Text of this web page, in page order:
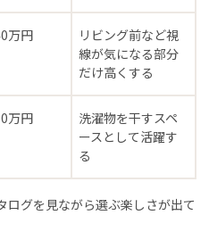
万円
リビング前など視
線が気になる部分
だけ高くする
万円
洗濯物を干すスペ
ースとして活躍す
る
ログを見ながら選ぶ楽しさが出て